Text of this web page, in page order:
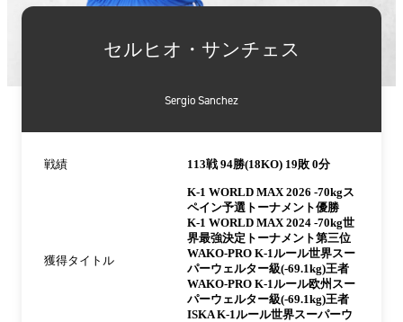
セルヒオ・サンチェス
Sergio Sanchez
戦績 113戦 94勝(18KO) 19敗 0分
獲得タイトル
K-1 WORLD MAX 2026 -70kgス
ペイン予選トーナメント優勝
K-1 WORLD MAX 2024 -70kg世
界最強決定トーナメント第三位
WAKO-PRO K-1ルール世界スー
パーウェルター級(-69.1kg)王者
WAKO-PRO K-1ルール欧州スー
パーウェルター級(-69.1kg)王者
ISKA K-1ルール世界スーパーウ